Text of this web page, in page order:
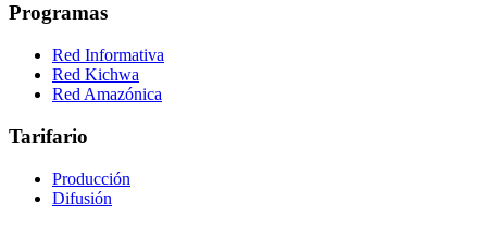
Programas
Red Informativa
Red Kichwa
Red Amazónica
Tarifario
Producción
Difusión